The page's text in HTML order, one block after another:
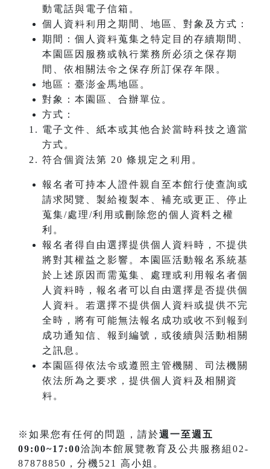
動電話與電子信箱。
個人資料利用之期間、地區、對象及方式：
期間：個人資料蒐集之特定目的存續期間、
本園區因服務或執行業務所必須之保存期
間、依相關法令之保存所訂保存年限。
地區：臺澎金馬地區。
對象：本園區、合辦單位。
方式：
電子文件、紙本或其他合於當時科技之適當
方式。
符合個資法第 20 條規定之利用。
報名者可持本人證件親自至本館行使查詢或
請求閱覽、製給複製本、補充或更正、停止
蒐集/處理/利用或刪除您的個人資料之權
利。
報名者得自由選擇提供個人資料時，不提供
將對其權益之影響。本園區活動報名系統基
於上述原因而需蒐集、處理或利用報名者個
人資料時，報名者可以自由選擇是否提供個
人資料。若選擇不提供個人資料或提供不完
全時，將有可能無法報名成功或收不到報到
成功通知信、報到編號，或後續與活動相關
之訊息。
本園區得依法令或遵照主管機關、司法機關
依法所為之要求，提供個人資料及相關資
料。
※如果您有任何的問題，請於週一至週五
09:00~17:00洽詢本館展覽教育及公共服務組02-
87878850，分機521 高小姐。